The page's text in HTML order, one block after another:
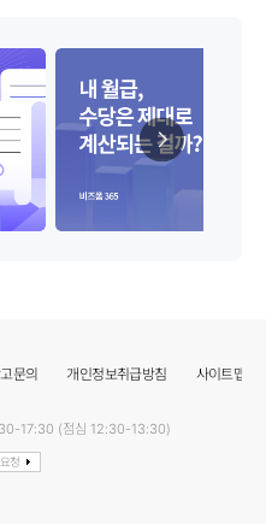
문의 개인정보취급방침 사이트맵
17:30 (점심 12:30-13:30)
청